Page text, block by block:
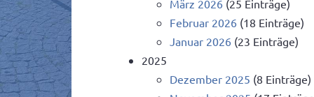
März 2026 (25 Einträge)
Februar 2026 (18 Einträge)
Januar 2026 (23 Einträge)
2025
Dezember 2025 (8 Einträge)